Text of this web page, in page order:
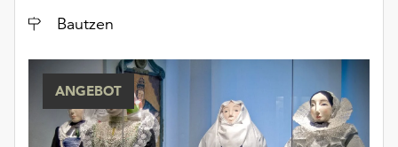
Ort Bautzen
ANGEBOT